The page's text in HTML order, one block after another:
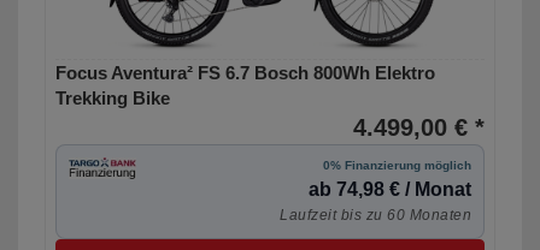
Focus Aventura² FS 6.7 Bosch 800Wh Elektro
Trekking Bike
4.499,00 € *
0% Finanzierung möglich
ab 74,98 € / Monat
Laufzeit bis zu 60 Monaten